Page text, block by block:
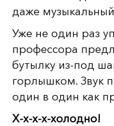
даже музыкальный
Уже не один раз
профессора
бутылку из-под
горлышком. Звук
один в один как
Х-х-х-х-холодно!